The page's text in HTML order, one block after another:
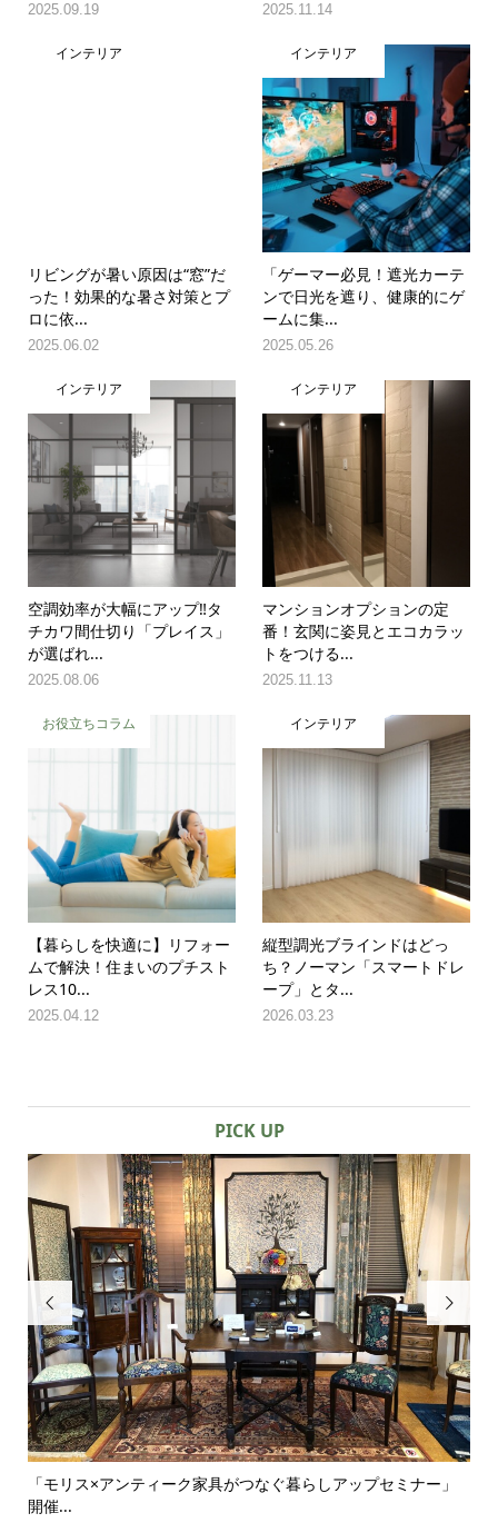
2025.09.19 2025.11.14
インテリア
リビングが暑い原因は“窓”だ
った！効果的な暑さ対策とプ
ロに依...
2025.06.02
インテリア
「ゲーマー必見！遮光カーテ
ンで日光を遮り、健康的にゲ
ームに集...
2025.05.26
インテリア
空調効率が大幅にアップ‼タ
チカワ間仕切り「プレイス」
が選ばれ...
2025.08.06
インテリア
マンションオプションの定
番！玄関に姿見とエコカラッ
トをつける...
2025.11.13
お役立ちコラム
【暮らしを快適に】リフォー
ムで解決！住まいのプチスト
レス10...
2025.04.12
インテリア
縦型調光ブラインドはどっ
ち？ノーマン「スマートドレ
ープ」とタ...
2026.03.23
PICK UP

シンプルな部屋にこそ似合うアンティーク家具｜一脚のチェア
がつ...
